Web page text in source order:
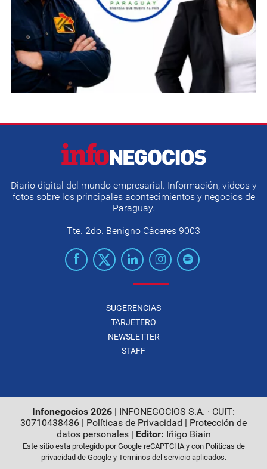
Diario digital del mundo empresarial. Información, videos y
fotos sobre los principales acontecimientos y negocios de
Paraguay.
Tte. 2do. Benigno Cáceres 9003
SUGERENCIAS
TARJETERO
NEWSLETTER
STAFF
Infonegocios 2026 | INFONEGOCIOS S.A. · CUIT:
30710438486 | Políticas de Privacidad | Protección de
datos personales| Editor: Iñigo Biain
Este sitio esta protegido por Google reCAPTCHA y con Políticas de
privacidad de Googley Terminos del servicioaplicados.